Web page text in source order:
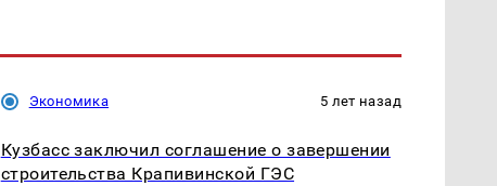
Экономика 5 лет назад
Кузбасс заключил соглашение о завершении
строительства Крапивинской ГЭС